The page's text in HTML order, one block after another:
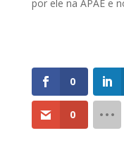
por ele na APAE e
0
0